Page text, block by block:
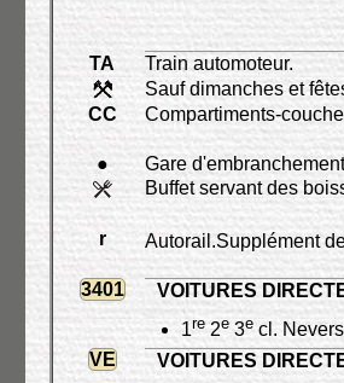
TA
Train automoteur.
Sauf dimanches et
CC
Compartiments-
●
Gare
Buffet servant des
r Autorail.Supplément
3401
VOITURES
1re 2e 3e cl.
VE
VOITURES